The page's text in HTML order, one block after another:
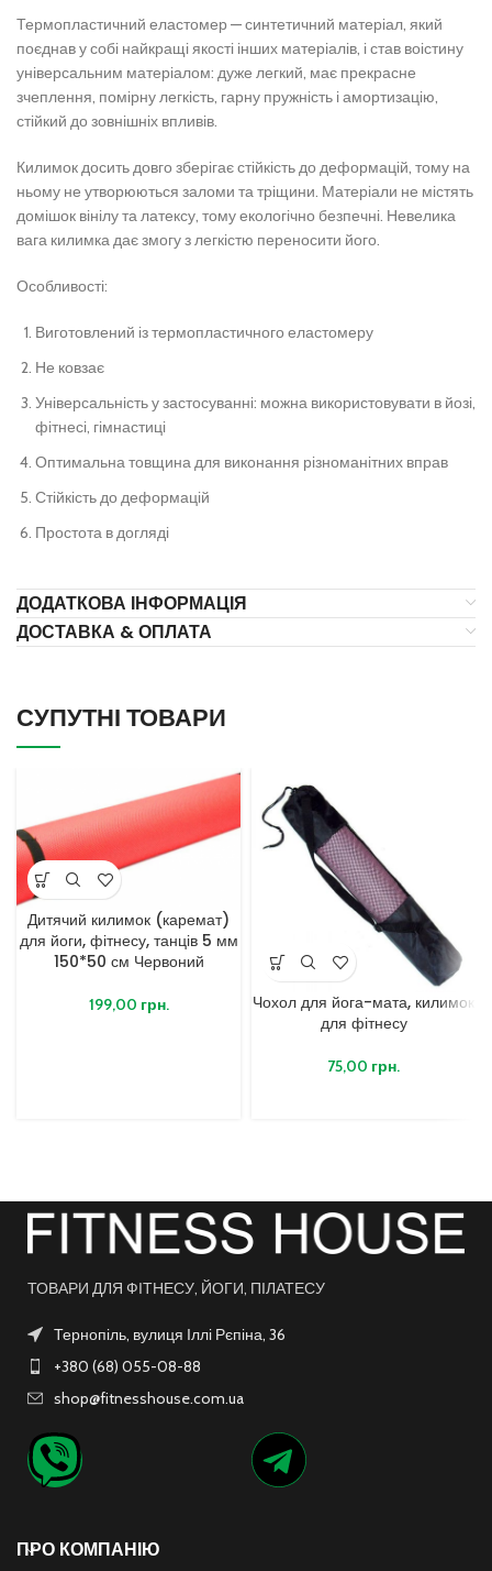
Термопластичний еластомер — синтетичний матеріал, який
поєднав у собі найкращі якості інших матеріалів, і став воістину
універсальним матеріалом: дуже легкий, має прекрасне
зчеплення, помірну легкість, гарну пружність і амортизацію,
стійкий до зовнішніх впливів.
Килимок досить довго зберігає стійкість до деформацій, тому на
ньому не утворюються заломи та тріщини. Матеріали не містять
домішок вінілу та латексу, тому екологічно безпечні. Невелика
вага килимка дає змогу з легкістю переносити його.
Особливості:
Виготовлений із термопластичного еластомеру
Не ковзає
Універсальність у застосуванні: можна використовувати в йозі,
фітнесі, гімнастиці
Оптимальна товщина для виконання різноманітних вправ
Стійкість до деформацій
Простота в догляді
ДОДАТКОВА ІНФОРМАЦІЯ
ДОСТАВКА & ОПЛАТА
СУПУТНІ ТОВАРИ
Дитячий килимок (каремат)
для йоги, фітнесу, танців 5 мм
150*50 см Червоний
199,00 грн.
Чохол для йога-мата, килимок
для фітнесу
75,00 грн.
ТОВАРИ ДЛЯ ФІТНЕСУ, ЙОГИ, ПІЛАТЕСУ
Тернопіль, вулиця Іллі Рєпіна, 36
+380 (68) 055-08-88
shop@fitnesshouse.com.ua
ПРО КОМПАНІЮ